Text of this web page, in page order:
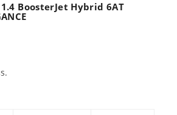
1.4 BoosterJet Hybrid 6AT